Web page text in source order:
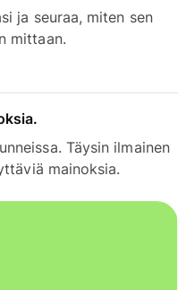
ja seuraa, miten sen
mittaan.
Täysin ilmainen
mainoksia.